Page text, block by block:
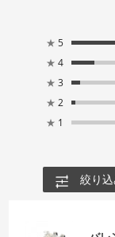
★ 5
★ 4
★ 3
★ 2
★ 1
絞り込